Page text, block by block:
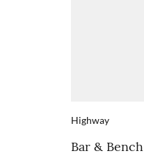
Highway
Bar & Bench